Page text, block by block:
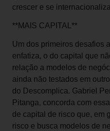
crescer e se
**MAIS CAPITAL**
Um dos primeiros desafios
enfatiza, o do capital que
relação a modelos de
ainda não testados em
do Descomplica. Gabriel
Pitanga, concorda com
de capital de risco que, em
risco e busca modelos de